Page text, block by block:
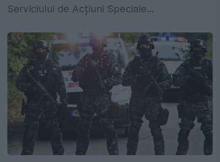
Serviciului de Acțiuni Speciale...